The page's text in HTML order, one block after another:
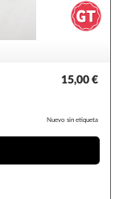
15,00 €
Nuevo sin etiqueta